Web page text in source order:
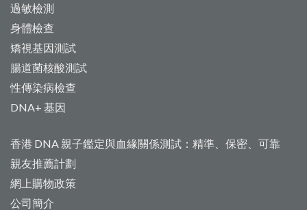
過敏檢測
身體檢查
矯視基因測試
腸道菌核酸測試
性傳染病檢查
DNA+ 基因
香港 DNA 親子鑑定與血緣關係測試：精準、保密、可靠
親友推薦計劃
網上購物政策
公司簡介